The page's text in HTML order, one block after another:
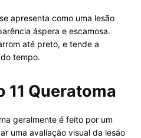
apresenta como uma lesão
áspera e escamosa.
até preto, e tende a
tempo.
11 Queratoma
geralmente é feito por um
uma avaliação visual da lesão